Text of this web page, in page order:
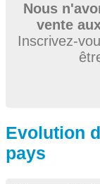
Nous
vente
Inscrivez-
Evolution
pays